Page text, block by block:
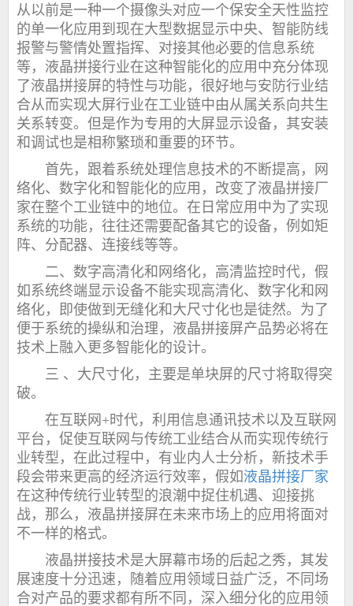
从以前是一种一个摄像头对应一个保安全天性监控
的单一化应用到现在大型数据显示中央、智能防线
报警与警情处置指挥、对接其他必要的信息系统
等，液晶拼接行业在这种智能化的应用中充分体现
了液晶拼接屏的特性与功能，很好地与安防行业结
合从而实现大屏行业在工业链中由从属关系向共生
关系转变。但是作为专用的大屏显示设备，其安装
和调试也是相称繁琐和重要的环节。
首先，跟着系统处理信息技术的不断提高，网
络化、数字化和智能化的应用，改变了液晶拼接厂
家在整个工业链中的地位。在日常应用中为了实现
系统的功能，往往还需要配备其它的设备，例如矩
阵、分配器、连接线等等。
二、数字高清化和网络化，高清监控时代，假
如系统终端显示设备不能实现高清化、数字化和网
络化，即使做到无缝化和大尺寸化也是徒然。为了
便于系统的操纵和治理，液晶拼接屏产品势必将在
技术上融入更多智能化的设计。
三 、大尺寸化，主要是单块屏的尺寸将取得突
破。
在互联网+时代，利用信息通讯技术以及互联网
平台，促使互联网与传统工业结合从而实现传统行
业转型，在此过程中，有业内人士分析，新技术手
段会带来更高的经济运行效率，假如液晶拼接厂家
在这种传统行业转型的浪潮中捉住机遇、迎接挑
战，那么，液晶拼接屏在未来市场上的应用将面对
不一样的格式。
液晶拼接技术是大屏幕市场的后起之秀，其发
展速度十分迅速，随着应用领域日益广泛，不同场
合对产品的要求都有所不同，深入细分化的应用领